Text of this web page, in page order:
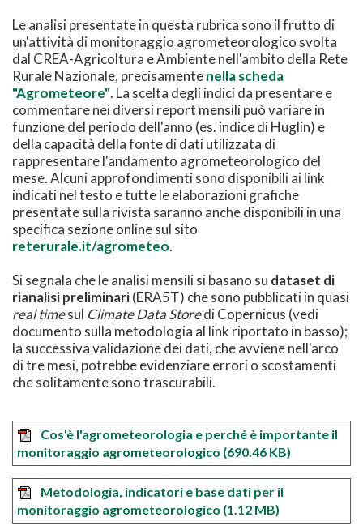
Le analisi presentate in questa rubrica sono il frutto di
un'attività di monitoraggio agrometeorologico svolta
dal CREA-Agricoltura e Ambiente nell'ambito della Rete
Rurale Nazionale, precisamentenella scheda
"Agrometeore". La scelta degli indici da presentare e
commentare nei diversi report mensili può variare in
funzione del periodo dell'anno (es. indice di Huglin) e
della capacità della fonte di dati utilizzata di
rappresentare l'andamento agrometeorologico del
mese. Alcuni approfondimenti sono disponibili ai link
indicati nel testo e tutte le elaborazioni grafiche
presentate sulla rivista saranno anche disponibili in una
specifica sezione online sul sito
reterurale.it/agrometeo.
Si segnala che le analisi mensili si basano su dataset di
rianalisi preliminari(ERA5T) che sono pubblicati in quasi
real timesul Climate Data Storedi Copernicus (vedi
documento sulla metodologia al link riportato in basso);
la successiva validazione dei dati, che avviene nell'arco
di tre mesi, potrebbe evidenziare errori o scostamenti
che solitamente sono trascurabili.
Cos'è l'agrometeorologia e perché è importante il
monitoraggio agrometeorologico (690.46 KB)
Metodologia, indicatori e base dati per il
monitoraggio agrometeorologico (1.12 MB)